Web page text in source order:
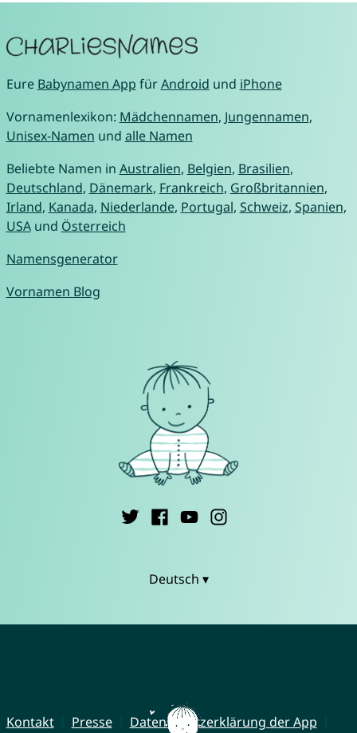
Eure Babynamen App fürAndroid und iPhone
Vornamenlexikon: Mädchennamen, Jungennamen,
Unisex-Namen und alle Namen
Beliebte Namen in Australien, Belgien, Brasilien,
Deutschland, Dänemark, Frankreich, Großbritannien,
Irland, Kanada, Niederlande, Portugal, Schweiz, Spanien,
USAund Österreich
Namensgenerator
Vornamen Blog
Deutsch ▾
Kontakt Presse
Datenschutzerklärung der App